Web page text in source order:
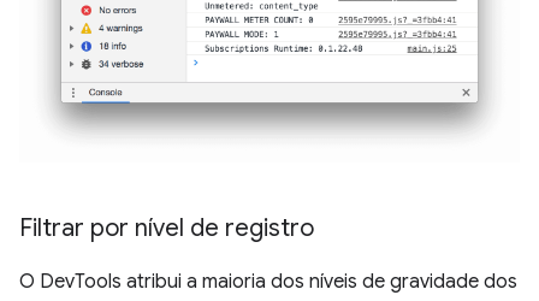
Filtrar por nível de registro
O DevTools atribui a maioria dos níveis de gravidade dos